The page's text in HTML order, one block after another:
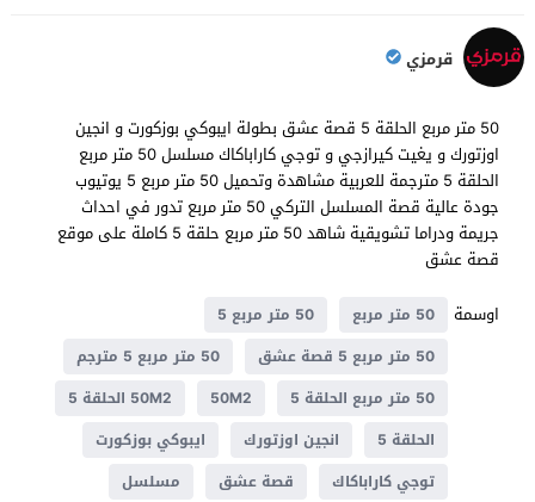
قرمزي
50 متر مربع الحلقة 5 قصة عشق بطولة ايبوكي بوزكورت و انجين
اوزتورك و يغيت كيرازجي و توجي كاراباكاك مسلسل 50 متر مربع
الحلقة 5 مترجمة للعربية مشاهدة وتحميل 50 متر مربع 5 يوتيوب
جودة عالية قصة المسلسل التركي 50 متر مربع تدور في احداث
جريمة ودراما تشويقية شاهد 50 متر مربع حلقة 5 كاملة على موقع
قصة عشق
اوسمة
50 متر مربع
50 متر مربع 5
50 متر مربع 5 قصة عشق
50 متر مربع 5 مترجم
50 متر مربع الحلقة 5
50M2
50M2 الحلقة 5
الحلقة 5
انجين اوزتورك
ايبوكي بوزكورت
توجي كاراباكاك
قصة عشق
مسلسل